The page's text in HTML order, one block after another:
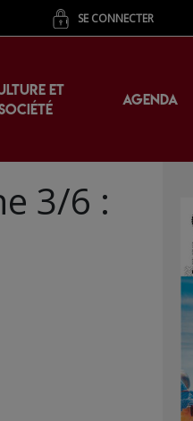
SE CONNECTER
ET
AGENDA
3/6 :